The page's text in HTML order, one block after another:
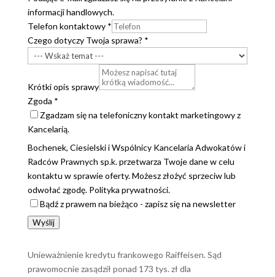
informacji handlowych.
Telefon kontaktowy *
Czego dotyczy Twoja sprawa? *
Krótki opis sprawy
Zgoda *
Zgadzam się na telefoniczny kontakt marketingowy z
Kancelarią.
Bochenek, Ciesielski i Wspólnicy Kancelaria Adwokatów i
Radców Prawnych sp.k. przetwarza Twoje dane w celu
kontaktu w sprawie oferty. Możesz złożyć sprzeciw lub
odwołać zgodę. Polityka prywatności.
Bądź z prawem na bieżąco - zapisz się na newsletter
Wyślij
Unieważnienie kredytu frankowego Raiffeisen. Sąd
prawomocnie zasądził ponad 173 tys. zł dla